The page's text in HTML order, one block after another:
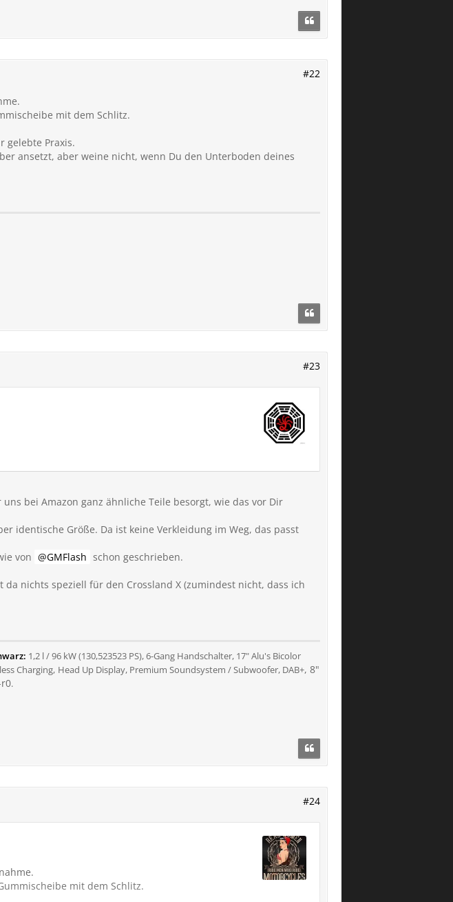
#22
mit dem Schlitz.
gelebte Praxis.
ansetzt, aber weine nicht, wenn Du den Unterboden deines
#23
bei Amazon ganz ähnliche Teile besorgt, wie das vor Dir
identische Größe. Da ist keine Verkleidung im Weg, das passt
von
GMFlash schon geschrieben.
nichts speziell für den Crossland X (zumindest nicht, dass ich
1,2 l / 96 kW (130,523523 PS), 6-Gang Handschalter, 17" Alu's Bicolor
Charging, Head Up Display, Premium Soundsystem / Subwoofer, DAB+, 8"
.
#24
mit dem Schlitz.